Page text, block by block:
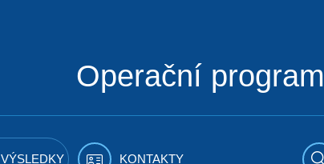
Operační program
VÝSLEDKY KONTAKTY